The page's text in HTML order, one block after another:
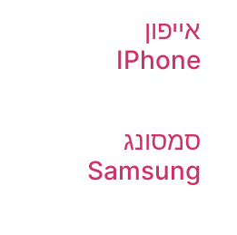
אייפון
IPhone
סמסונג
Samsung